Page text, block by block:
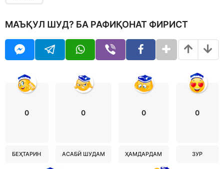
МАЪҚУЛ ШУД? БА РАФИҚОНАТ ФИРИСТ
0
БЕҲТАРИН
0
АСАБӢ ШУДАМ
0
ҲАМДАРДАМ
0
ЗУР